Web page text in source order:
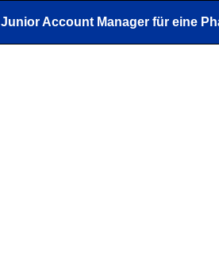
Junior Account Manager für eine